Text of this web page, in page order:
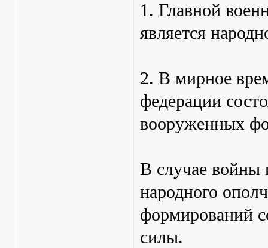
1. Главной
является
2. В мирное
федерации
вооруженных
В случае войны
народного
формирований
силы.